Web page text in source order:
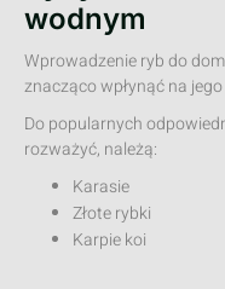
wodnym
Wprowadzenie ryb do
znacząco wpłynąć na
Do popularnych
rozważyć, należą:
Karasie
Złote rybki
Karpie koi